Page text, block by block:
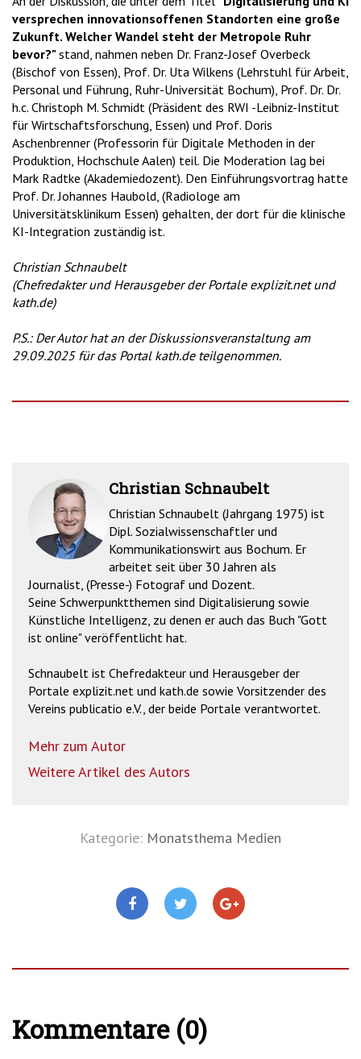
versprechen innovationsoffenen Standorten eine große
Zukunft. Welcher Wandel steht der Metropole Ruhr
bevor?"stand, nahmen neben Dr. Franz-Josef Overbeck
(Bischof von Essen), Prof. Dr. Uta Wilkens (Lehrstuhl für Arbeit,
Personal und Führung, Ruhr-Universität Bochum), Prof. Dr. Dr.
h.c. Christoph M. Schmidt (Präsident des RWI -Leibniz-Institut
für Wirtschaftsforschung, Essen) und Prof. Doris
Aschenbrenner (Professorin für Digitale Methoden in der
Produktion, Hochschule Aalen) teil. Die Moderation lag bei
Mark Radtke (Akademiedozent). Den Einführungsvortrag hatte
Prof. Dr. Johannes Haubold, (Radiologe am
Universitätsklinikum Essen) gehalten, der dort für die klinische
KI-Integration zuständig ist.
Christian Schnaubelt
(Chefredakter und Herausgeber der Portale explizit.net und
kath.de)
P.S.: Der Autor hat an der Diskussionsveranstaltung am
29.09.2025 für das Portal kath.de teilgenommen.
Christian Schnaubelt
Christian Schnaubelt (Jahrgang 1975) ist
Dipl. Sozialwissenschaftler und
Kommunikationswirt aus Bochum. Er
arbeitet seit über 30 Jahren als
Journalist, (Presse-) Fotograf und Dozent.
Seine Schwerpunktthemen sind Digitalisierung sowie
Künstliche Intelligenz, zu denen er auch das Buch "Gott
ist online" veröffentlicht hat.
Schnaubelt ist Chefredakteur und Herausgeber der
Portale explizit.net und kath.de sowie Vorsitzender des
Vereins publicatio e.V., der beide Portale verantwortet.
Mehr zum Autor
Weitere Artikel des Autors
Kategorie: Monatsthema Medien
Kommentare (0)